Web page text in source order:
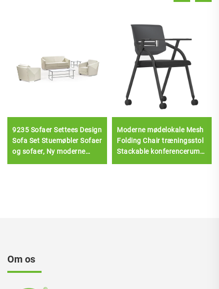
9235 Sofaer Settees Design
Sofa Set Stuemøbler Sofaer
og sofaer, Ny moderne
Moderne mødelokale Mesh
Folding Chair træningsstol
Stackable konferencerum
Om os